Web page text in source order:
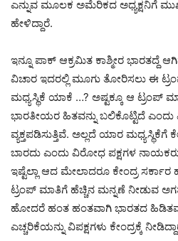
ಎನ್ನುವ ಮೂಲಕ ಅಮೆರಿಕದ ಅಧ್ಯಕ್ಷನಿಗೆ
ಹೇಳಿದ್ದಾರೆ.
ಇನ್ನೂ ಪಾಕ್‌ ಆಕ್ರಮಿತ ಕಾಶ್ಮೀರ ಭಾರತದ್ದೆ
ವಿಚಾರ ಇದರಲ್ಲಿ ಮೂಗು ತೋರಿಸಲು ಈ
ಮಧ್ಯಸ್ಥಿಕೆ ಯಾಕೆ …? ಅಷ್ಟಕ್ಕೂ ಆ ಟ್ರಂಪ್‌
ಭಾರತೀಯರ ಹಿತವನ್ನು ಬಲಿಕೊಟ್ಟಿದೆ ಎಂದು
ವ್ಯಕ್ತಪಡಿಸುತ್ತಿವೆ. ಅಲ್ಲದೆ ಯಾರ
ಬಾರದು ಎಂದು ವಿರೋಧ ಪಕ್ಷಗಳ ನಾಯಕರು
ಇಷ್ಟೆಲ್ಲಾ ಆದ ಮೇಲಾದರೂ ಕೇಂದ್ರ
ಟ್ರಂಪ್‌ ಮಾತಿಗೆ ಹೆಚ್ಚಿನ ಮನ್ನಣೆ ನೀಡುವ
ಹೋದರೆ ಹಂತ ಹಂತವಾಗಿ ಭಾರತದ
ಎಚ್ಚರಿಕೆಯನ್ನು ವಿಪಕ್ಷಗಳು ಕೇಂದ್ರಕ್ಕೆ